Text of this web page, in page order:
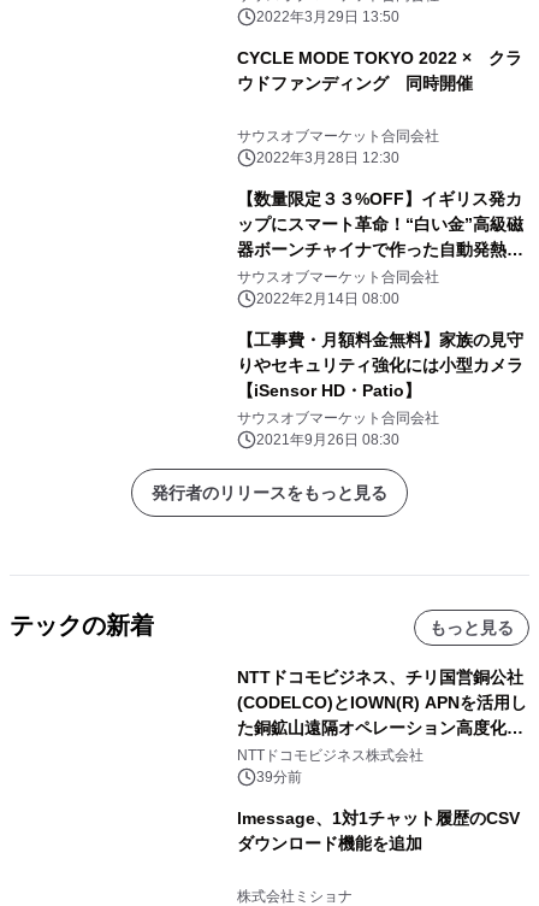
2022年3月29日 13:50
CYCLE MODE TOKYO 2022 × クラ
ウドファンディング 同時開催
サウスオブマーケット合同会社
2022年3月28日 12:30
【数量限定３３%OFF】イギリス発カ
ップにスマート革命！“白い金”高級磁
器ボーンチャイナで作った自動発熱マ
グ
サウスオブマーケット合同会社
2022年2月14日 08:00
【工事費・月額料金無料】家族の見守
りやセキュリティ強化には小型カメラ
【iSensor HD・Patio】
サウスオブマーケット合同会社
2021年9月26日 08:30
発行者のリリースをもっと見る
テックの新着 もっと見る
NTTドコモビジネス、チリ国営銅公社
(CODELCO)とIOWN(R) APNを活用し
た銅鉱山遠隔オペレーション高度化に
向けた調査・実証を開始
NTTドコモビジネス株式会社
39分前
lmessage、1対1チャット履歴のCSV
ダウンロード機能を追加
株式会社ミショナ